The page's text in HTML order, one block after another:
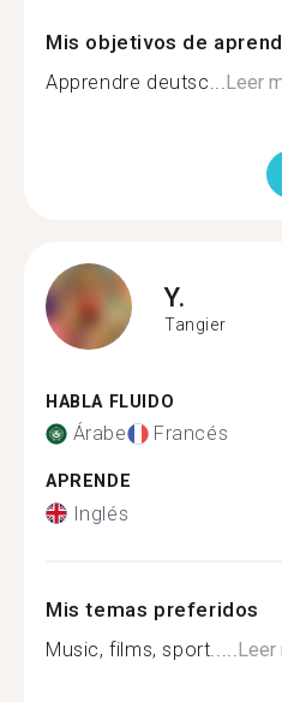
Mis objetivos de
Apprendre deutsc... Leer
Y.
Tangier
HABLA FLUIDO
Árabe Francés
APRENDE
Inglés
Mis temas preferidos
Music, films, sport..... Leer